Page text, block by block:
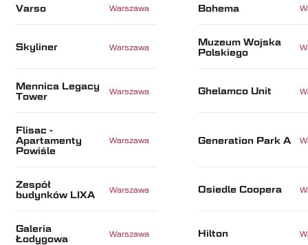
Varso Warszawa Bohema
Skyliner Warszawa
Muzeum Wojska
Polskiego
Mennica Legacy
Tower
Warszawa Ghelamco Unit
Flisac -
Apartamenty
Powiśle
Warszawa Generation Park A
Zespół
budynków LIXA
Warszawa Osiedle Coopera
Galeria
Łodygowa
Warszawa Hilton